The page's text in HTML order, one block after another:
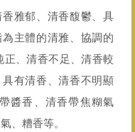
雅郁、清香馥鬱、具
主體的清雅、協調的
正、清香不足、清香較
有清香、清香不明顯
醬香、清香帶焦糊氣
、糟香等。